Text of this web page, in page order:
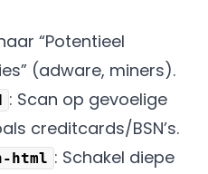
“Potentieel
(adware, miners).
: Scan op gevoelige
creditcards/BSN’s.
html : Schakel diepe